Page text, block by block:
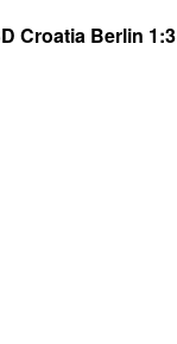
Croatia Berlin 1:3